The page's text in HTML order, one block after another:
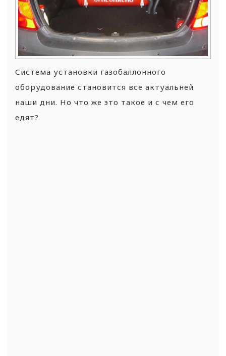
Система установки газобаллонного
оборудование становится все актуальней
наши дни. Но что же это такое и с чем его
едят?